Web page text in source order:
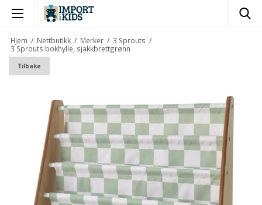
Hjem / Nettbutikk / Merker / 3 Sprouts /
3 Sprouts bokhylle, sjakkbrettgrønn
Tilbake